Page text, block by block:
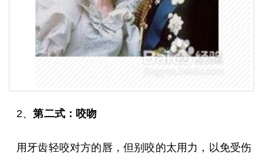
2、第二式：咬吻
用牙齿轻咬对方的唇，但别咬的太用力，以免受伤